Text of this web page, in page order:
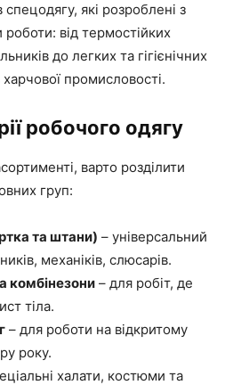
які розроблені з
від термостійких
до легких та гігієнічних
промисловості.
робочого одягу
варто розділити
груп:
та штани) – універсальний
механіків, слюсарів.
комбінезони – для робіт, де
тіла.
– для роботи на відкритому
року.
халати, костюми та